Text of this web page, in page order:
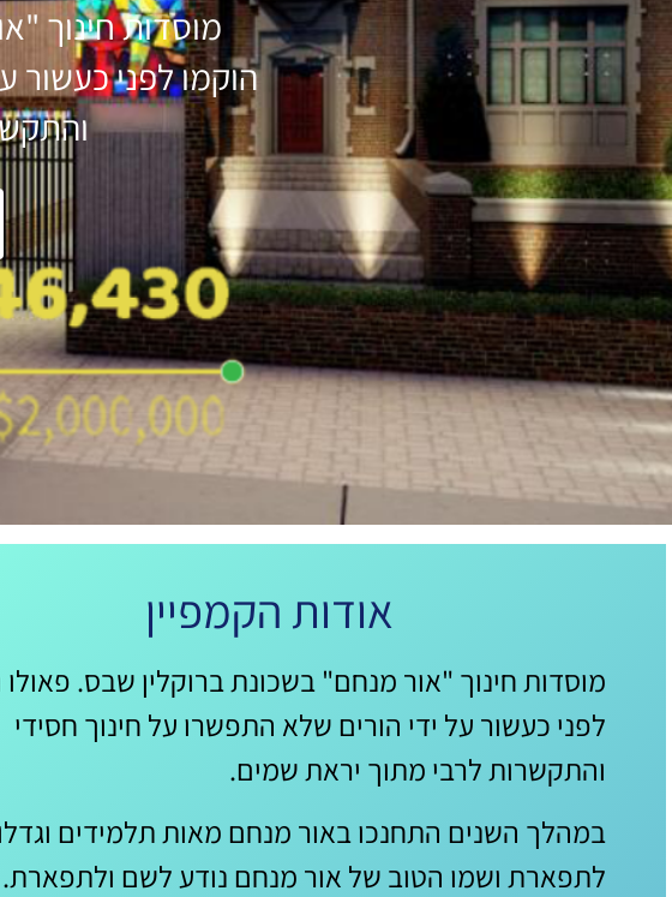
מוסדות חינוך
הוקמו לפני כעשור
אודות הקמפיין
מוסדות חינוך "אור מנחם" בשכונת ברוקלין שבס. פאולו
לפני כעשור על ידי הורים שלא התפשרו על חינוך חסידי
והתקשרות לרבי מתוך יראת שמים.
במהלך השנים התחנכו באור מנחם מאות תלמידים
לתפארת ושמו הטוב של אור מנחם נודע לשם ולתפארת.